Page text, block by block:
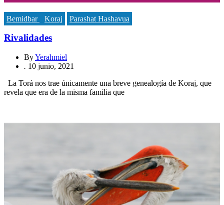
Bemidbar Koraj Parashat Hashavua
Rivalidades
ByYerahmiel
. 10 junio, 2021
La Torá nos trae únicamente una breve genealogía de Koraj, que
revela que era de la misma familia que